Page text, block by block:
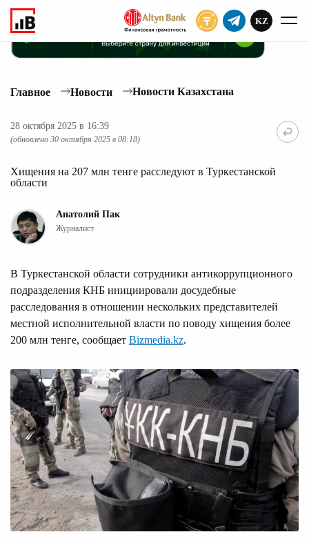
KZ
Главное Новости Новости Казахстана
28 октября 2025 в 16:39
(обновлено 30 октября 2025 в 08:18)
Хищения на 207 млн тенге расследуют в Туркестанской
области
Анатолий Пак
Журналист
В Туркестанской области сотрудники антикоррупционного
подразделения КНБ инициировали досудебные
расследования в отношении нескольких представителей
местной исполнительной власти по поводу хищения более
200 млн тенге, сообщает Bizmedia.kz.